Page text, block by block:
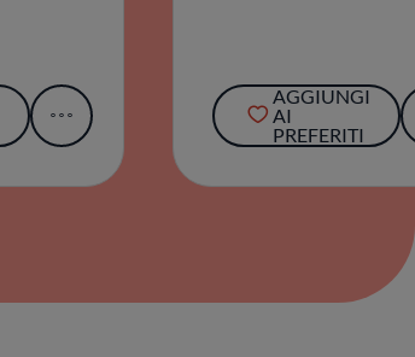
AGGIUNGI
AI
PREFERITI